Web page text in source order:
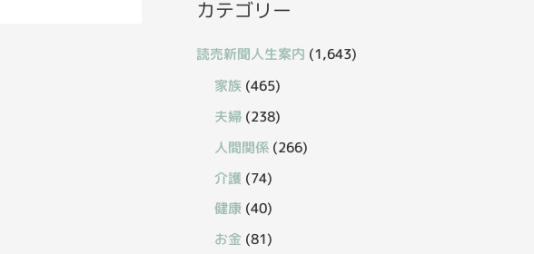
カテゴリー
読売新聞人生案内 (1,643)
家族 (465)
夫婦 (238)
人間関係 (266)
介護 (74)
健康 (40)
お金 (81)